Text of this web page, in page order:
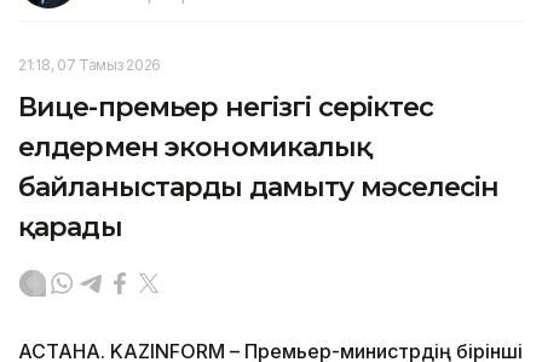
21:18, 07 Тамыз 2026
Вице-премьер негізгі серіктес
елдермен экономикалық
байланыстарды дамыту мәселесін
қарады
АСТАНА. KAZINFORM – Премьер-министрдің бірінші